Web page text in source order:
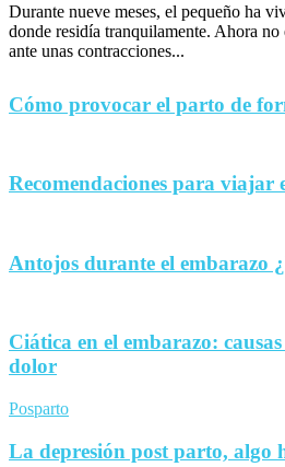
Durante nueve meses, el pequeño ha
donde residía tranquilamente. Ahora no
ante unas contracciones...
Cómo provocar el parto de
Recomendaciones para viajar
Antojos durante el embarazo
Ciática en el embarazo:
dolor
Posparto
La depresión post parto, algo